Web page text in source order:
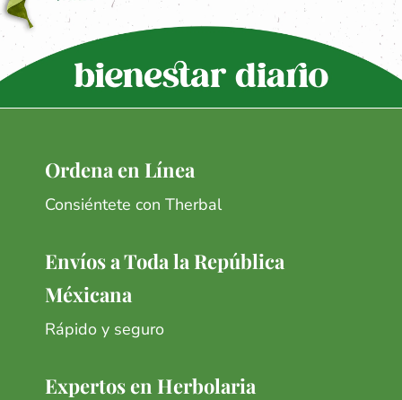
Ordena en Línea
Consiéntete con Therbal
Envíos a Toda la República
Méxicana
Rápido y seguro
Expertos en Herbolaria